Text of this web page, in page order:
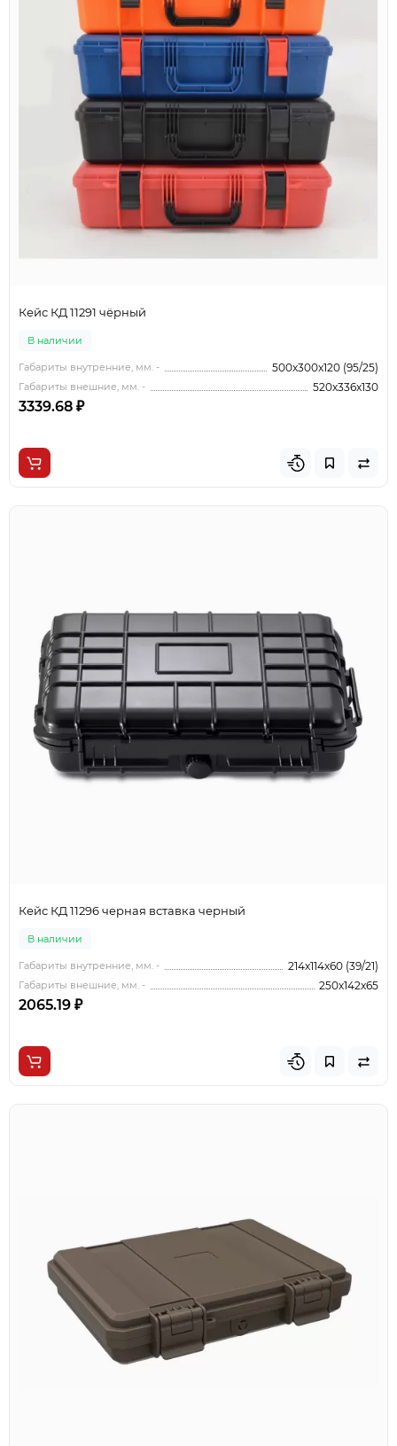
Кейс КД 11291 чёрный
В наличии
Габариты внутренние, мм. - 500x300x120 (95/25)
Габариты внешние, мм. - 520x336x130
3339.68 ₽
Кейс КД 11296 черная вставка черный
В наличии
Габариты внутренние, мм. - 214х114х60 (39/21)
Габариты внешние, мм. - 250х142х65
2065.19 ₽